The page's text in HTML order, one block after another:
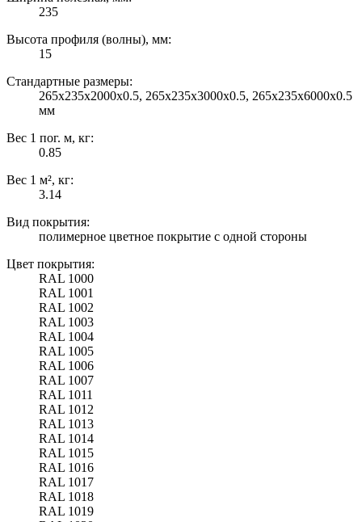
235
Высота профиля (волны), мм:
15
Стандартные размеры:
265х235х2000х0.5, 265х235х3000х0.5, 265х235х6000х0.5
мм
Вес 1 пог. м, кг:
0.85
Вес 1 м², кг:
3.14
Вид покрытия:
полимерное цветное покрытие с одной стороны
Цвет покрытия:
RAL 1000
RAL 1001
RAL 1002
RAL 1003
RAL 1004
RAL 1005
RAL 1006
RAL 1007
RAL 1011
RAL 1012
RAL 1013
RAL 1014
RAL 1015
RAL 1016
RAL 1017
RAL 1018
RAL 1019